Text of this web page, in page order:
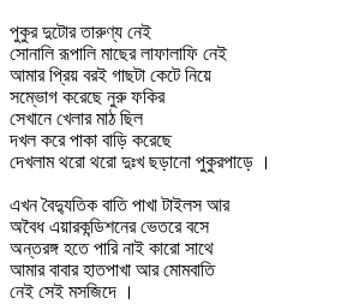
পুকুর দুটোর তারুণ্য নেই
সোনালি রূপালি মাছের লাফালাফি নেই
আমার প্রিয় বরই গাছটা কেটে নিয়ে
সম্ভোগ করেছে নুরু ফকির
সেখানে খেলার মাঠ ছিল
দখল করে পাকা বাড়ি করেছে
দেখলাম থরো থরো দুঃখ ছড়ানো পুকুরপাড়ে ।
এখন বৈদ্যুতিক বাতি পাখা টাইলস আর
অবৈধ এয়ারকন্ডিশনের ভেতরে বসে
অন্তরঙ্গ হতে পারি নাই কারো সাথে
আমার বাবার হাতপাখা আর মোমবাতি
নেই সেই মসজিদে ।